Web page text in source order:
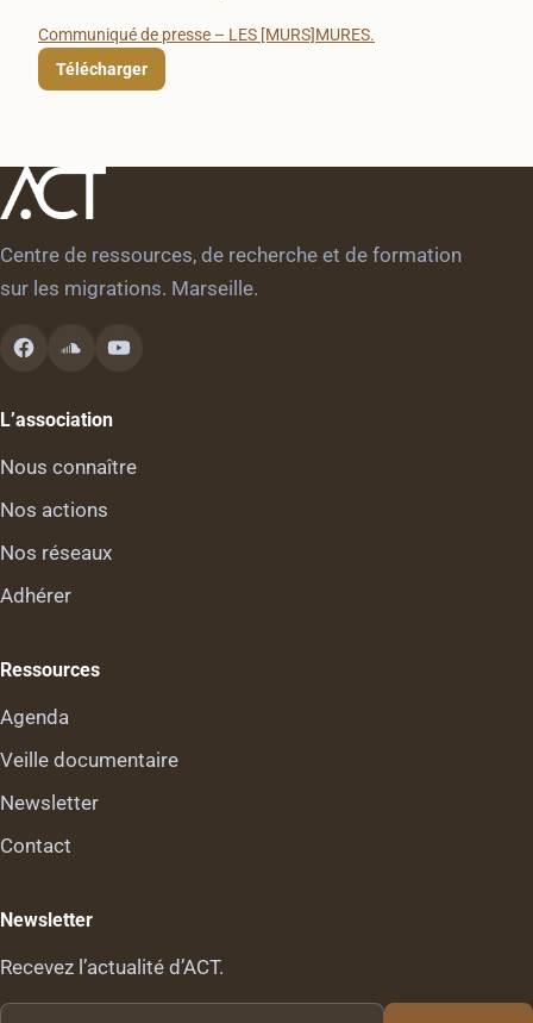
Communiqué de presse – LES [MURS]MURES.
Télécharger
Centre de ressources, de recherche et de formation
sur les migrations. Marseille.
L’association
Nous connaître
Nos actions
Nos réseaux
Adhérer
Ressources
Agenda
Veille documentaire
Newsletter
Contact
Newsletter
Recevez l’actualité d’ACT.